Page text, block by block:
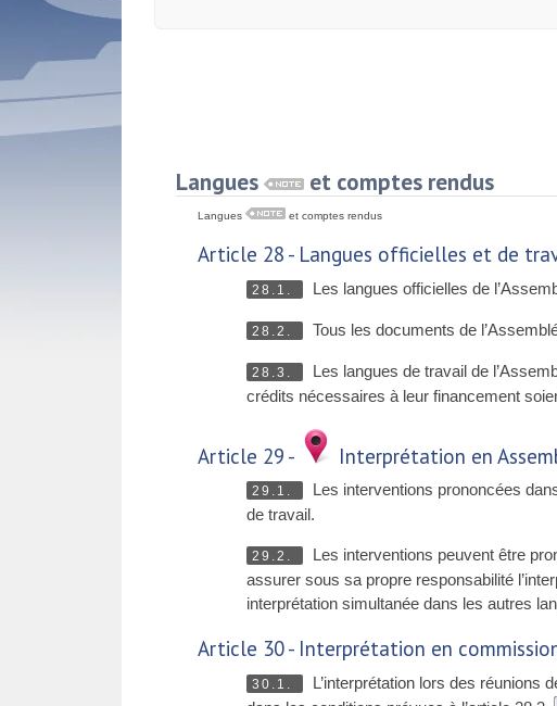
Langues et comptes rendus
Langues et comptes rendus
Article 28 - Langues officielles et de
28.1. Les langues officielles de
28.2. Tous les documents de
28.3.
Les langues de travail de
crédits nécessaires à leur financement
Article 29 - Interprétation en
29.1.
Les interventions prononcées
de travail.
29.2.
Les interventions peuvent être
assurer sous sa propre responsabilité
interprétation simultanée dans les autres
Article 30 - Interprétation en
30.1.
L’interprétation lors des réunions